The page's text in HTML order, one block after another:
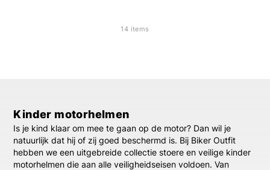
14 items
Kinder motorhelmen
Is je kind klaar om mee te gaan op de motor? Dan wil je
natuurlijk dat hij of zij goed beschermd is. Bij Biker Outfit
hebben we een uitgebreide collectie stoere en veilige kinder
motorhelmen die aan alle veiligheidseisen voldoen. Van